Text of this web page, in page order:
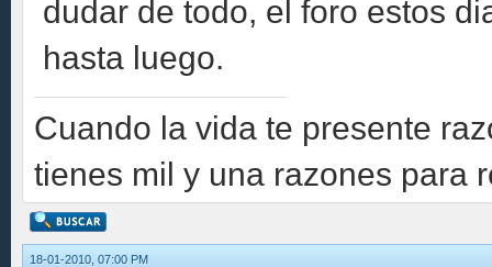
dudar de todo, el foro estos
hasta luego.
Cuando la vida te presente
tienes mil y una razones para
18-01-2010, 07:00 PM